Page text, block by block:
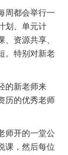
都会举行一
划、单元计
资源共享、
。特别对新老
的新老师来
历的优秀老师
开的一堂公
课，然后每位